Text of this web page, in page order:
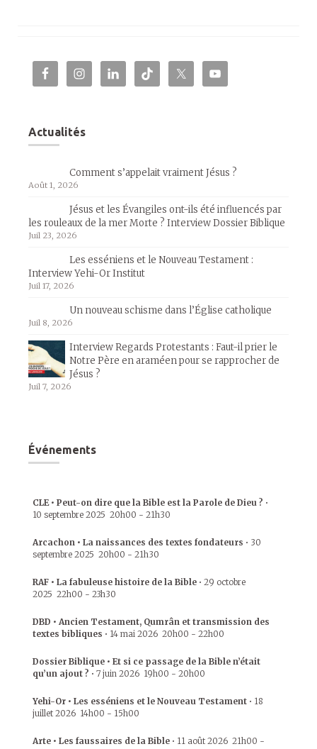
Actualités
Comment s’appelait vraiment Jésus ?
Août 1, 2026
Jésus et les Évangiles ont-ils été influencés par
les rouleaux de la mer Morte ? Interview Dossier Biblique
Juil 23, 2026
Les esséniens et le Nouveau Testament :
Interview Yehi-Or Institut
Juil 17, 2026
Un nouveau schisme dans l’Église catholique
Juil 8, 2026
Interview Regards Protestants : Faut-il prier le
Notre Père en araméen pour se rapprocher de
Jésus ?
Juil 7, 2026
Événements
CLE • Peut-on dire que la Bible est la Parole de Dieu ? •
10 septembre 2025 20h00 - 21h30
Arcachon • La naissances des textes fondateurs • 30
septembre 2025 20h00 - 21h30
RAF • La fabuleuse histoire de la Bible • 29 octobre
2025 22h00 - 23h30
DBD • Ancien Testament, Qumrân et transmission des
textes bibliques • 14 mai 2026 20h00 - 22h00
Dossier Biblique • Et si ce passage de la Bible n’était
qu’un ajout ? • 7 juin 2026 19h00 - 20h00
Yehi-Or • Les esséniens et le Nouveau Testament • 18
juillet 2026 14h00 - 15h00
Arte • Les faussaires de la Bible • 11 août 2026 21h00 -